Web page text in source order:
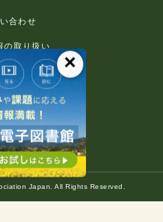
合わせ
の取り扱い
事項
規約
環境
について
Japan. All Rights Reserved.
×